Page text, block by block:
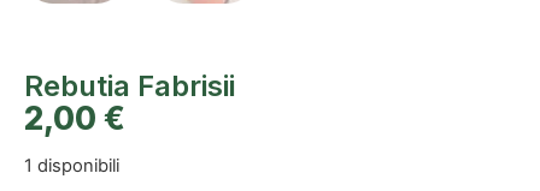
Rebutia Fabrisii
2,00 €
1 disponibili